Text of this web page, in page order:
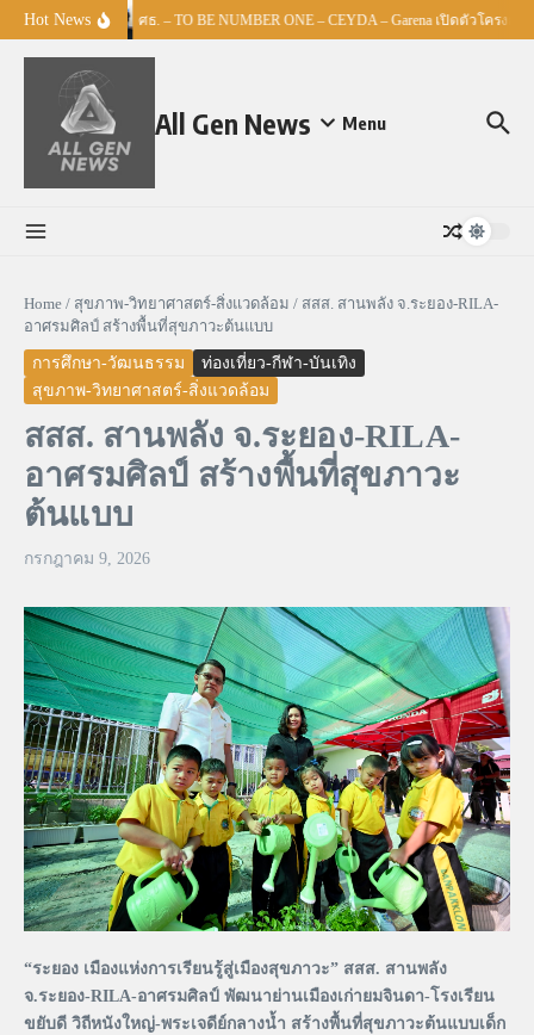
Skip to content
Hot News ศธ. – TO BE NUMBER ONE – CEYDA – Garena เปิดตัวโครงกา
All Gen News Menu
Home / สุขภาพ-วิทยาศาสตร์-สิ่งแวดล้อม / สสส. สานพลัง จ.ระยอง-RILA-
อาศรมศิลป์ สร้างพื้นที่สุขภาวะต้นแบบ
การศึกษา-วัฒนธรรม
ท่องเที่ยว-กีฬา-บันเทิง
สุขภาพ-วิทยาศาสตร์-สิ่งแวดล้อม
สสส. สานพลัง จ.ระยอง-RILA-
อาศรมศิลป์ สร้างพื้นที่สุขภาวะ
ต้นแบบ
กรกฎาคม 9, 2026
“ระยอง เมืองแห่งการเรียนรู้สู่เมืองสุขภาวะ” สสส. สานพลัง
จ.ระยอง-RILA-อาศรมศิลป์ พัฒนาย่านเมืองเก่ายมจินดา-โรงเรียน
ขยับดี วิถีหนังใหญ่-พระเจดีย์กลางน้ำ สร้างพื้นที่สุขภาวะต้นแบบเด็ก